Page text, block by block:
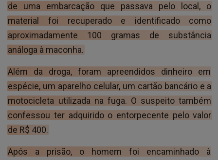
de uma embarcação que passava pelo local, o
material foi recuperado e identificado como
aproximadamente 100 gramas de substância
análoga à maconha.
Além da droga, foram apreendidos dinheiro em
espécie, um aparelho celular, um cartão bancário e a
motocicleta utilizada na fuga. O suspeito também
confessou ter adquirido o entorpecente pelo valor
de R$ 400.
Após a prisão, o homem foi encaminhado à